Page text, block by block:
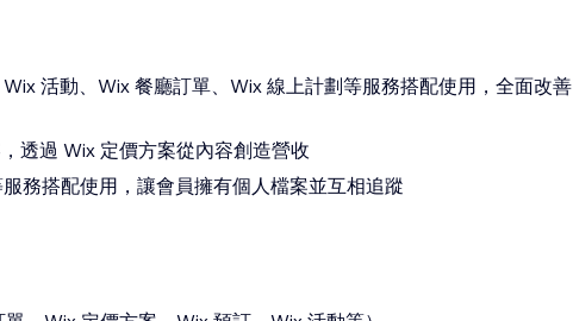
活動、Wix 餐廳訂單、Wix 線上計劃等服務搭配使用，全面改善
透過 Wix 定價方案從內容創造營收
務搭配使用，讓會員擁有個人檔案並互相追蹤